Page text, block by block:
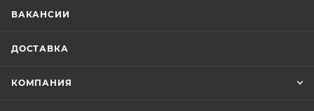
ВАКАНСИИ
ДОСТАВКА
КОМПАНИЯ